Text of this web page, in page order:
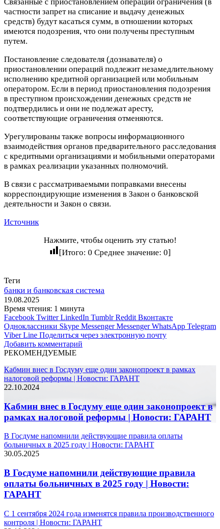
частности запрет на списание и выдачу денежных
средств) будут касаться сумм, в отношении которых
имеются подозрения, что они получены преступным
путем.
Постановление следователя (дознавателя) о
приостановлении операций подлежит незамедлительному
исполнению кредитной организацией или мобильным
оператором. Если в период приостановления подозрения
в преступном происхождении денежных средств не
подтвердились и они не подлежат аресту,
соответствующие ограничения отменяются.
Урегулированы также вопросы информационного
взаимодействия органов предварительного расследования
с кредитными организациями и мобильными операторами
в рамках реализации указанных полномочий.
В связи с рассматриваемыми поправками внесены
корреспондирующие изменения в Закон о банковской
деятельности и Закон о связи.
Источник
Нажмите, чтобы оценить эту статью!
[Итого: 0 Среднее значение: 0]
Теги
банки и банковская система
19.08.2025
Время чтения: 1 минута
Facebook Twitter LinkedIn Tumblr Reddit Вконтакте
Одноклассники Skype Messenger Messenger WhatsApp Telegram
Viber Line Поделиться через электронную почту
Добавить комментарий
РЕКОМЕНДУЕМЫЕ
Кабмин внес в Госдуму еще один законопроект в рамках
налоговой реформы | Новости: ГАРАНТ
22.10.2024
Кабмин внес в Госдуму еще один законопроект в
рамках налоговой реформы | Новости: ГАРАНТ
В Госдуме напомнили действующие правила оплаты
больничных в 2025 году | Новости: ГАРАНТ
30.05.2025
В Госдуме напомнили действующие правила
оплаты больничных в 2025 году | Новости:
ГАРАНТ
С 1 сентября 2024 года изменятся правила производственного
контроля | Новости: ГАРАНТ